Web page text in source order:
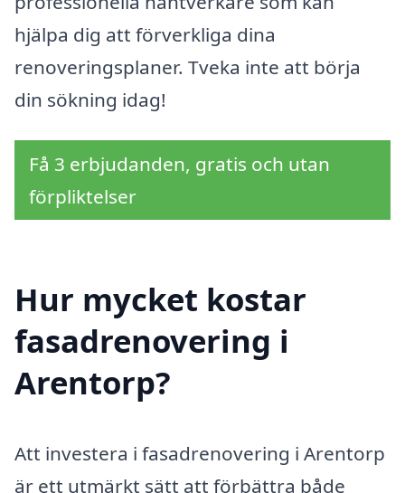
hjälpa dig att förverkliga dina
renoveringsplaner. Tveka inte att börja
din sökning idag!
Få 3 erbjudanden, gratis och utan
förpliktelser
Hur mycket kostar
fasadrenovering i
Arentorp?
Att investera i fasadrenovering i Arentorp
är ett utmärkt sätt att förbättra både